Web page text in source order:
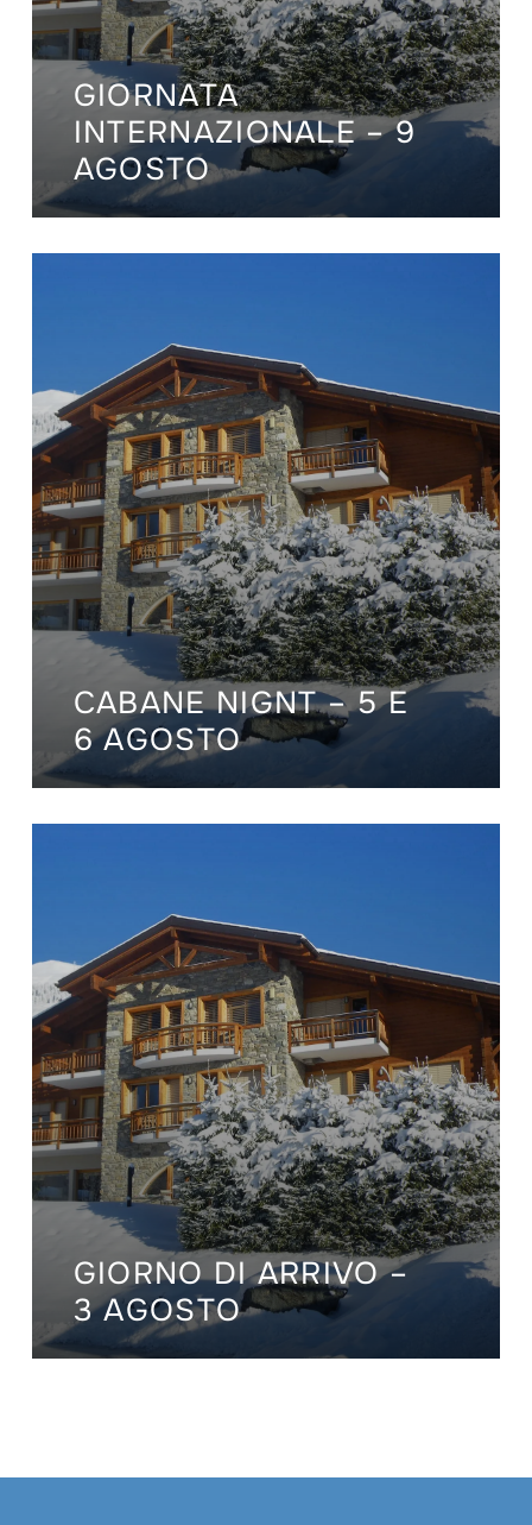
GIORNATA
INTERNAZIONALE – 9
AGOSTO
CABANE NIGNT – 5 E
6 AGOSTO
GIORNO DI ARRIVO –
3 AGOSTO